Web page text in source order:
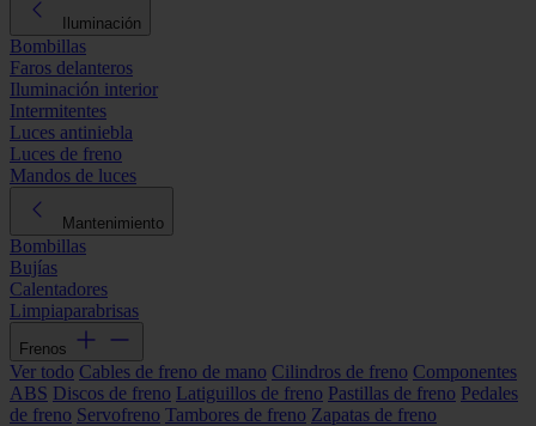
Iluminación
Bombillas
Faros delanteros
Iluminación interior
Intermitentes
Luces antiniebla
Luces de freno
Mandos de luces
Mantenimiento
Bombillas
Bujías
Calentadores
Limpiaparabrisas
Frenos
Ver todo Cables de freno de mano Cilindros de freno Componentes
ABS Discos de freno Latiguillos de freno Pastillas de freno Pedales
de freno Servofreno Tambores de freno Zapatas de freno